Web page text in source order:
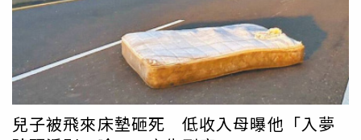
發生的風險，守護自身財產的安全。
兒子被飛來床墊砸死 低收入母曝他「入夢